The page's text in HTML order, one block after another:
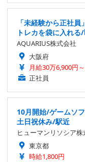
「未経験から正社
トレカを袋に入れる
AQUARIUS株式会社
大阪府
月給30万6,900円
正社員
10月開始/ゲームソ
土日祝休み/駅近
ヒューマンリソシア株
東京都
時給1,800円